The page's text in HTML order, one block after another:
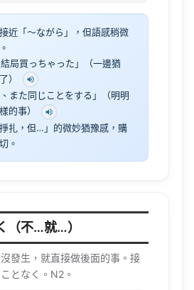
近「〜ながら」，但語感稍微
局買っちゃった」（一邊猶
）
また同じことをする」（明明
的事）
扎，但…」的微妙猶豫感，購
。
（不…就…）
發生，就直接做後面的事。接
となく。N2。